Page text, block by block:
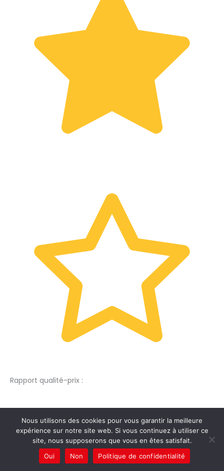
Rapport qualité-prix :
Nous utilisons des cookies pour vous garantir la meilleure
expérience sur notre site web. Si vous continuez à utiliser ce
site, nous supposerons que vous en êtes satisfait.
Oui
Non Politique de confidentialité